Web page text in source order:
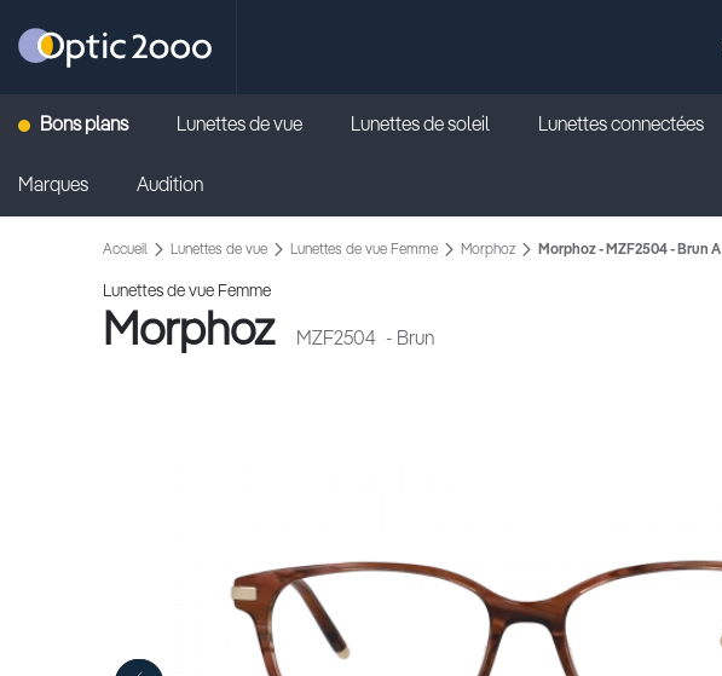
Retour vers la page d'accueil
Bons plans Lunettes de vue Lunettes de soleil Lunettes connectées
Marques Audition
Accueil Lunettes de vue Lunettes de vue Femme Morphoz Morphoz - MZF2504 - Brun A
Lunettes de vue Femme
Morphoz MZF2504 - Brun